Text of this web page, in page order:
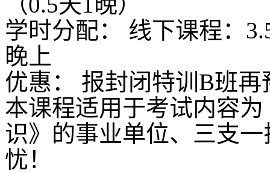
学时分配： 线下课程：
晚上
优惠： 报封闭特训B班
本课程适用于考试内容
识》的事业单位、三支
忧！